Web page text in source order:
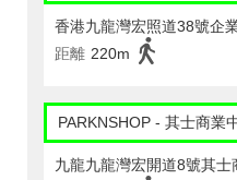
香港九龍灣宏照道38號企
距離 220m
PARKNSHOP - 其士商業
九龍九龍灣宏開道8號其